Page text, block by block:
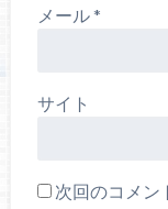
メール*
サイト
次回のコメン